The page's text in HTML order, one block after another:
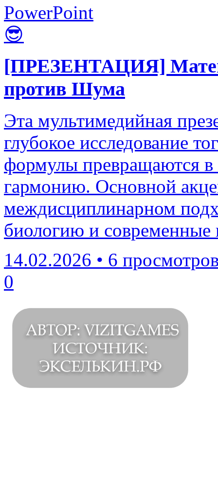
PowerPoint
😎
[ПРЕЗЕНТАЦИЯ]
против Шума
Эта мультимедийная
глубокое исследование
формулы превращаются
гармонию. Основной
междисциплинарном
биологию и современные
14.02.2026 • 6
0